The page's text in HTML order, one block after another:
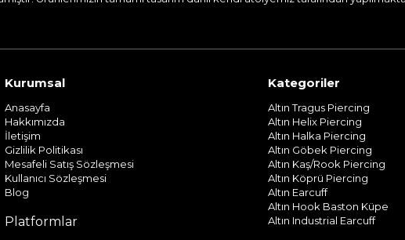
Kurumsal
Anasayfa
Hakkımızda
İletişim
Gizlilik Politikası
Mesafeli Satış Sözleşmesi
Kullanıcı Sözleşmesi
Blog
Platformlar
Kategoriler
Altın Tragus Piercing
Altın Helix Piercing
Altın Halka Piercing
Altın Göbek Piercing
Altın Kaş/Rook Piercing
Altın Köprü Piercing
Altın Earcuff
Altın Hook Baston Küpe
Altın Industrial Earcuff